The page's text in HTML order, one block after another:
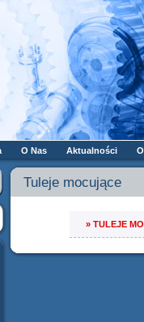
Aktualności
O Nas
Tuleje mocujące
» TULEJE